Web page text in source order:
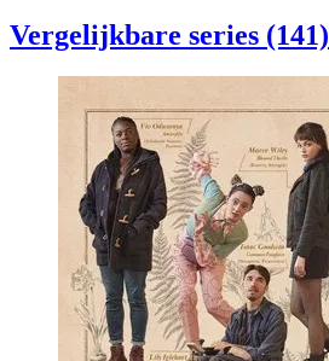
Vergelijkbare series (141)